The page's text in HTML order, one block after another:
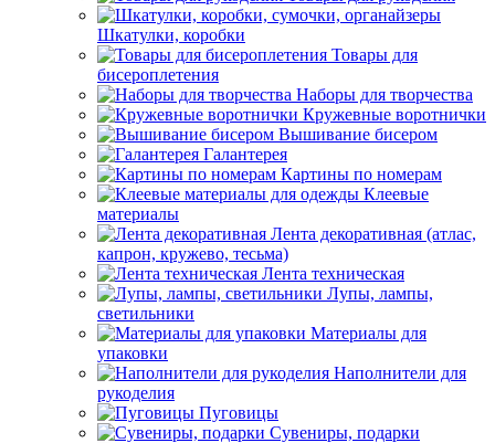
Шкатулки, коробки
Товары для
бисероплетения
Наборы для творчества
Кружевные воротнички
Вышивание бисером
Галантерея
Картины по номерам
Клеевые
материалы
Лента декоративная (атлас,
капрон, кружево, тесьма)
Лента техническая
Лупы, лампы,
светильники
Материалы для
упаковки
Наполнители для
рукоделия
Пуговицы
Сувениры, подарки